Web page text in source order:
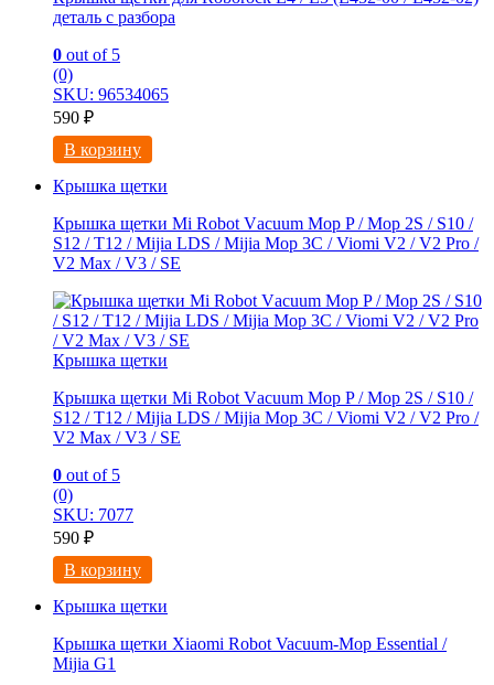
деталь с разбора
0 out of 5
(0)
SKU: 96534065
590 ₽
В корзину
Крышка щетки
Крышка щетки Mi Rоbot Vаcuum Mop P / Moр 2S / S10 /
S12 / Т12 / Мijiа LDS / Mijia Мop 3C / Viоmi V2 / V2 Рro /
V2 Maх / V3 / SE
Крышка щетки
Крышка щетки Mi Rоbot Vаcuum Mop P / Moр 2S / S10 /
S12 / Т12 / Мijiа LDS / Mijia Мop 3C / Viоmi V2 / V2 Рro /
V2 Maх / V3 / SE
0 out of 5
(0)
SKU: 7077
590 ₽
В корзину
Крышка щетки
Крышка щетки Xiaomi Robot Vacuum-Mop Essential /
Mijia G1